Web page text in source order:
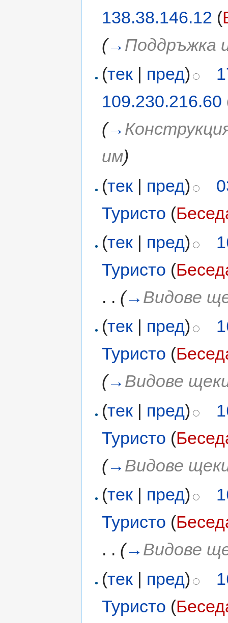
138.38.146.12 (
(→ Поддръжка
(тек | пред)
109.230.216.60
(→
им)
(тек | пред)
Туристо (
(тек | пред)
Туристо (
. . (→ Видове
(тек пред)
Туристо (
(→ Видове
(тек | пред)
Туристо (
(→ Видове
(тек | пред)
Туристо (
. . (→ Видове
(тек | пред)
Туристо (